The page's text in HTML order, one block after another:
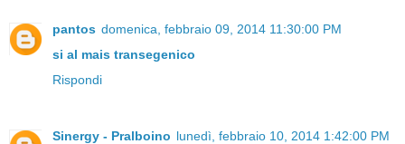
pantos domenica, febbraio 09, 2014 11:30:00 PM
si al mais transegenico
Rispondi
Sinergy - Pralboino lunedì, febbraio 10, 2014 1:42:00 PM